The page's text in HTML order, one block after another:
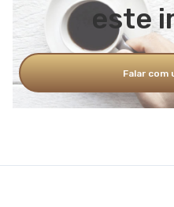
este
Falar